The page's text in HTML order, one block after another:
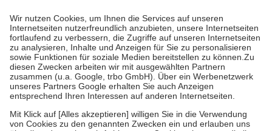
höchstens zehn Euro.
Es sind jedoch nie mehr als die tatsächlichen
Kosten der Leistung zu entrichten.
Diese Regeln gelten grundsätzlich auch für Online-Apotheken.
Bei Heilmitteln und häuslicher Krankenpflege beträgt die
Zuzahlung zehn Prozent der Kosten sowie zehn Euro je
Verordnung.
Um das Engagement der Versicherten für ihre eigene Gesundheit zu
stärken und die besondere Stellung der Familie zu unterstützen,
fallenkeine Zuzahlungenan bei:
• Kindern und Jugendlichen bis zum vollendeten 18. Lebensjahr